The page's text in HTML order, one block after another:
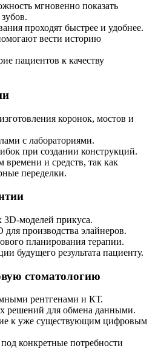
мгновенно показать
проходят быстрее и удобнее.
вести историю
пациентов к качеству
коронок, мостов и
с лабораториями.
при создании конструкций.
времени и средств, так как
переделки.
3D-моделей прикуса.
производства элайнеров.
планирования терапии.
будущего результата пациенту.
стоматологию
рентгенами и КТ.
решений для обмена данными.
к уже существующим цифровым
конкретные потребности